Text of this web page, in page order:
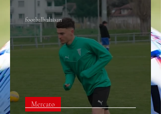
Mercato
footballvalaisan